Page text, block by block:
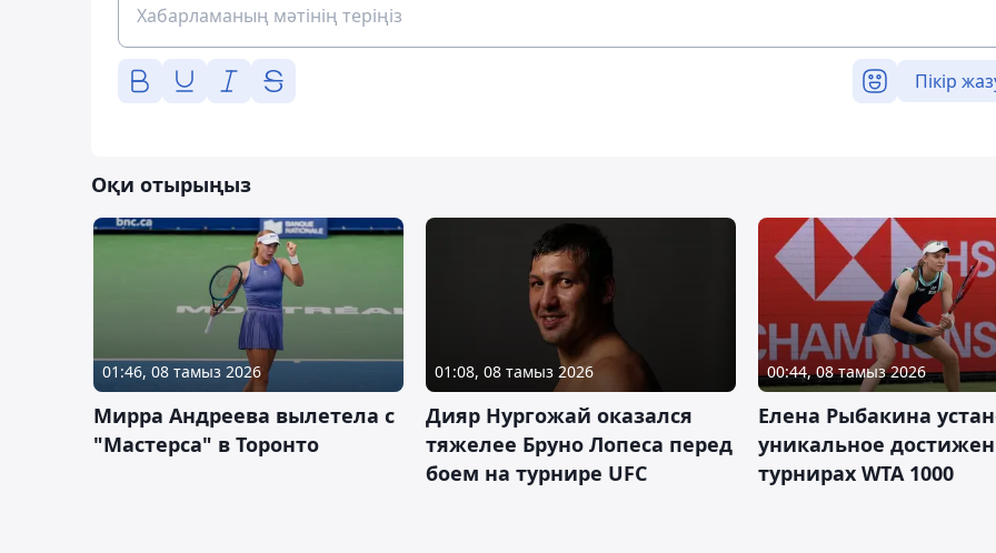
Пікір
Оқи отырыңыз
01:46, 08 тамыз 2026
Мирра Андреева вылетела с
"Мастерса" в Торонто
01:08, 08 тамыз 2026
Дияр Нургожай оказался
тяжелее Бруно Лопеса перед
боем на турнире UFC
00:44, 08 тамыз 2026
Елена Рыбакина
уникальное
турнирах WTA 1000